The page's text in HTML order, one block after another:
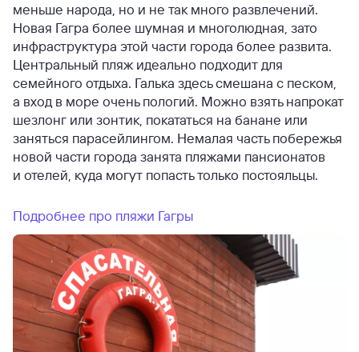
меньше народа, но и не так много развлечений.
Новая Гагра более шумная и многолюдная, зато
инфраструктура этой части города более развита.
Центральный пляж идеально подходит для
семейного отдыха. Галька здесь смешана с песком,
а вход в море очень пологий. Можно взять напрокат
шезлонг или зонтик, покататься на банане или
заняться парасейлингом. Немалая часть побережья
новой части города занята пляжами пансионатов
и отелей, куда могут попасть только постояльцы.
Подробнее про пляжи Гагры